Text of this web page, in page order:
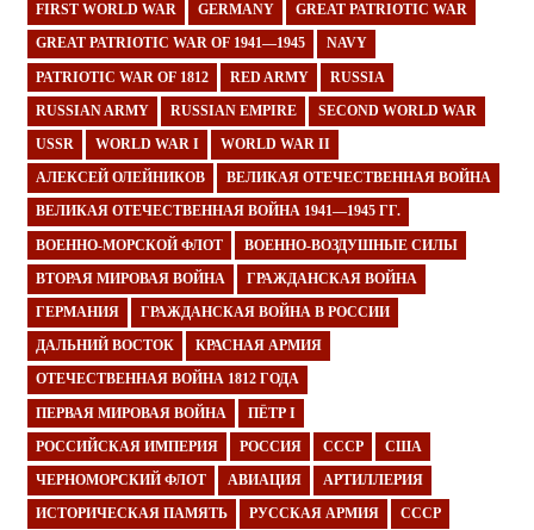
FIRST WORLD WAR GERMANY GREAT PATRIOTIC WAR
GREAT PATRIOTIC WAR OF 1941—1945 NAVY
PATRIOTIC WAR OF 1812 RED ARMY RUSSIA
RUSSIAN ARMY RUSSIAN EMPIRE SECOND WORLD WAR
USSR WORLD WAR I WORLD WAR II
АЛЕКСЕЙ ОЛЕЙНИКОВ ВЕЛИКАЯ ОТЕЧЕСТВЕННАЯ ВОЙНА
ВЕЛИКАЯ ОТЕЧЕСТВЕННАЯ ВОЙНА 1941—1945 ГГ.
ВОЕННО-МОРСКОЙ ФЛОТ ВОЕННО-ВОЗДУШНЫЕ СИЛЫ
ВТОРАЯ МИРОВАЯ ВОЙНА ГРАЖДАНСКАЯ ВОЙНА
ГЕРМАНИЯ ГРАЖДАНСКАЯ ВОЙНА В РОССИИ
ДАЛЬНИЙ ВОСТОК КРАСНАЯ АРМИЯ
ОТЕЧЕСТВЕННАЯ ВОЙНА 1812 ГОДА
ПЕРВАЯ МИРОВАЯ ВОЙНА ПЁТР I
РОССИЙСКАЯ ИМПЕРИЯ РОССИЯ СССР США
ЧЕРНОМОРСКИЙ ФЛОТ АВИАЦИЯ АРТИЛЛЕРИЯ
ИСТОРИЧЕСКАЯ ПАМЯТЬ РУССКАЯ АРМИЯ СССР